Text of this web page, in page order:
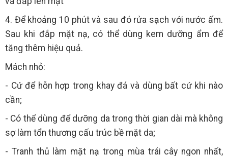
4. Để khoảng 10 phút và sau đó rửa sạch với nước ấm.
Sau khi đắp mặt nạ, có thể dùng kem dưỡng ẩm để
tăng thêm hiệu quả.
Mách nhỏ:
- Cứ để hỗn hợp trong khay đá và dùng bất cứ khi nào
cần;
- Có thể dùng để dưỡng da trong thời gian dài mà không
sợ làm tổn thương cấu trúc bề mặt da;
- Tranh thủ làm mặt nạ trong mùa trái cây ngon nhất,